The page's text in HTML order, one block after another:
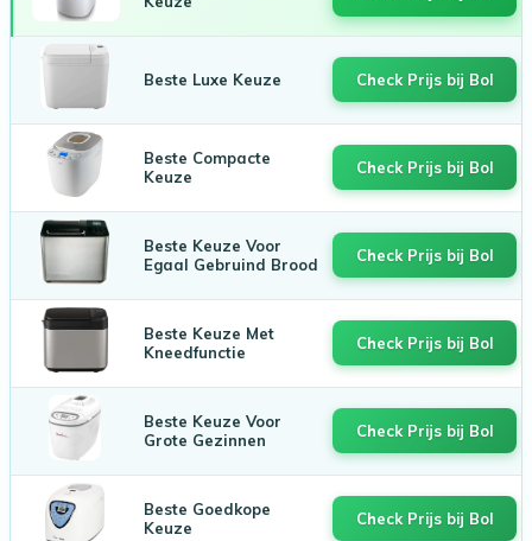
Beste Luxe Keuze Check Prijs bij Bol
Beste Compacte
Keuze
Check Prijs bij Bol
Beste Keuze Voor
Egaal Gebruind Brood
Check Prijs bij Bol
Beste Keuze Met
Kneedfunctie
Check Prijs bij Bol
Beste Keuze Voor
Grote Gezinnen
Check Prijs bij Bol
Beste Goedkope
Keuze
Check Prijs bij Bol